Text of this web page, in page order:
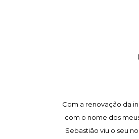
Com a renovação da
com o nome dos
Sebastião viu o seu